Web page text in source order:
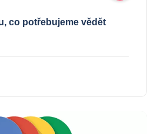
co potřebujeme vědět